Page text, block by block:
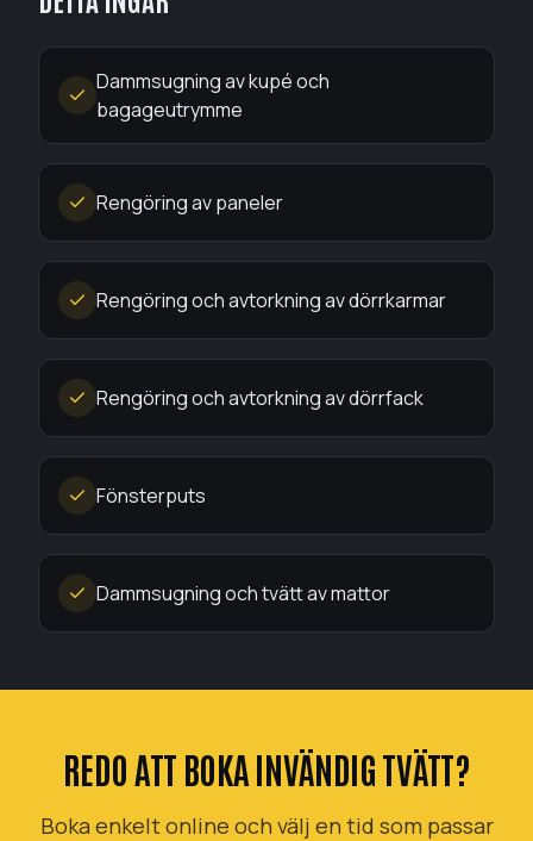
Dammsugning av kupé och
bagageutrymme
Rengöring av paneler
Rengöring och avtorkning av dörrkarmar
Rengöring och avtorkning av dörrfack
Fönsterputs
Dammsugning och tvätt av mattor
REDO ATT BOKAINVÄNDIG TVÄTT?
Boka enkelt online och välj en tid som passar